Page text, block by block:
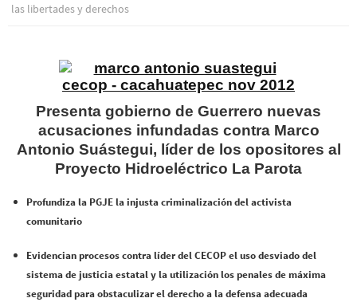
las libertades y derechos
Presenta gobierno de Guerrero nuevas
acusaciones infundadas contra Marco
Antonio Suástegui, líder de los opositores al
Proyecto Hidroeléctrico La Parota
Profundiza la PGJE la injusta criminalización del activista
comunitario
Evidencian procesos contra líder del CECOP el uso desviado del
sistema de justicia estatal y la utilización los penales de máxima
seguridad para obstaculizar el derecho a la defensa adecuada